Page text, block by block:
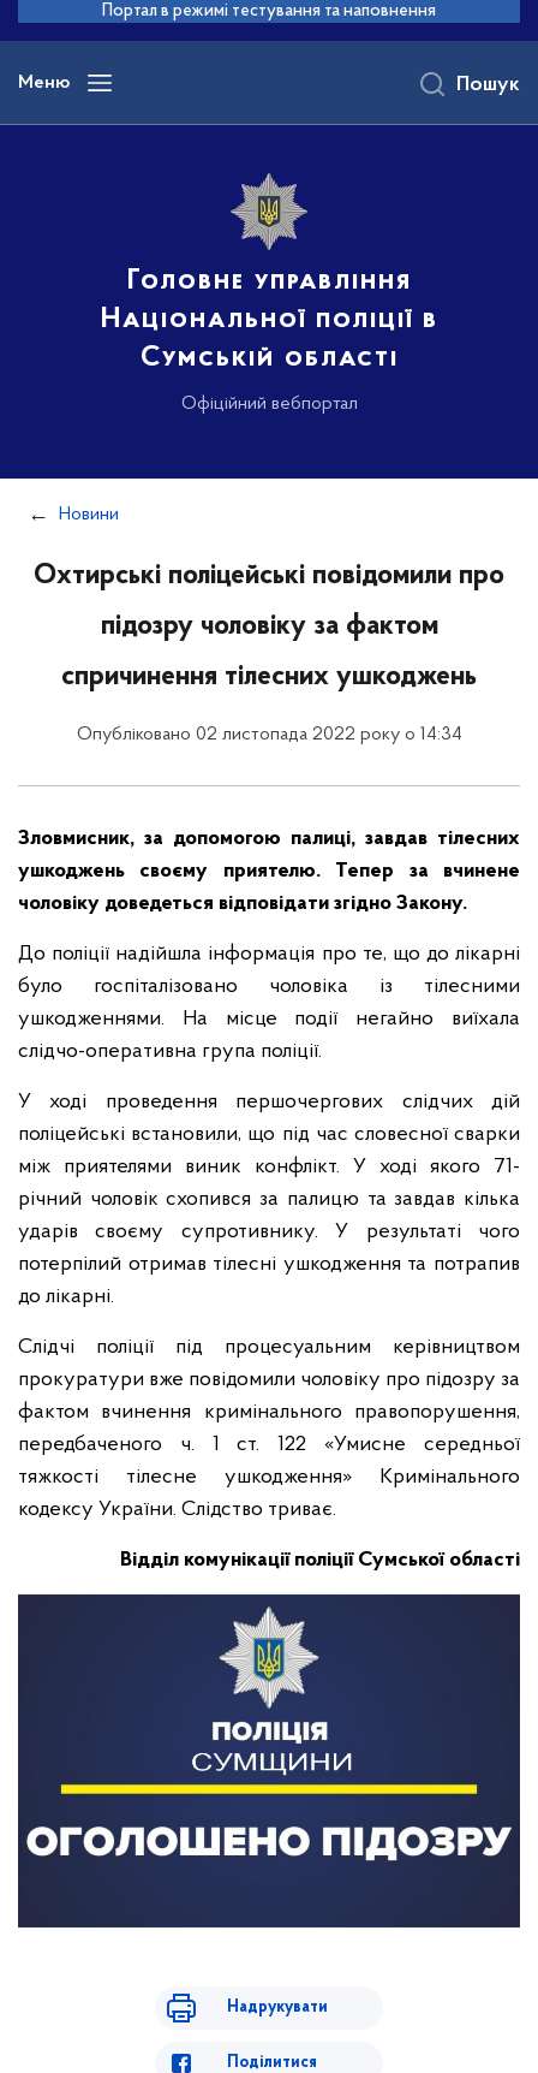
основного
вмісту
Портал в режимі тестування та наповнення
Меню
Головне управління
Національної поліції в
Сумській області
Офіційний вебпортал
Пошук
Новини
Охтирські поліцейські повідомили про
підозру чоловіку за фактом
спричинення тілесних ушкоджень
Опубліковано 02 листопада 2022 року о 14:34
Зловмисник, за допомогою палиці, завдав тілесних
ушкоджень своєму приятелю. Тепер за вчинене
чоловіку доведеться відповідати згідно Закону.
До поліції надійшла інформація про те, що до лікарні
було госпіталізовано чоловіка із тілесними
ушкодженнями. На місце події негайно виїхала
слідчо-оперативна група поліції.
У ході проведення першочергових слідчих дій
поліцейські встановили, що під час словесної сварки
між приятелями виник конфлікт. У ході якого 71-
річний чоловік схопився за палицю та завдав кілька
ударів своєму супротивнику. У результаті чого
потерпілий отримав тілесні ушкодження та потрапив
до лікарні.
Слідчі поліції під процесуальним керівництвом
прокуратури вже повідомили чоловіку про підозру за
фактом вчинення кримінального правопорушення,
передбаченого ч. 1 ст. 122 «Умисне середньої
тяжкості тілесне ушкодження» Кримінального
кодексу України. Слідство триває.
Відділ комунікації поліції Сумської області
Надрукувати
Поділитися